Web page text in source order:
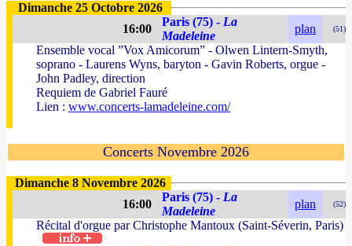
Dimanche 25 Octobre 2026
16:00
Paris (75) - La
Madeleine
plan (51)
Ensemble vocal ”Vox Amicorum” - Olwen Lintern-Smyth,
soprano - Laurens Wyns, baryton - Gavin Roberts, orgue -
John Padley, direction
Requiem de Gabriel Fauré
Lien : www.concerts-lamadeleine.com/
Concerts Novembre 2026
Dimanche 8 Novembre 2026
16:00
Paris (75) - La
Madeleine
plan (52)
Récital d'orgue par Christophe Mantoux (Saint-Séverin, Paris)